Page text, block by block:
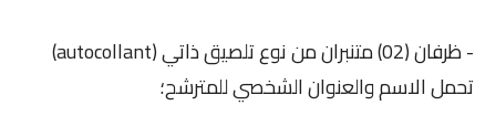
- ظرفان (02) متنبران من نوع تلصيق ذاتي (autocollant)
تحمل الاسم والعنوان الشخصي للمترشح؛